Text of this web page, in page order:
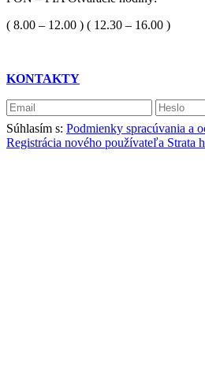
( 8.00 – 12.00 ) ( 12.30 – 16.00 )
KONTAKTY
Súhlasím s: Podmienky spracúvania a
Registrácia nového používateľa Strata